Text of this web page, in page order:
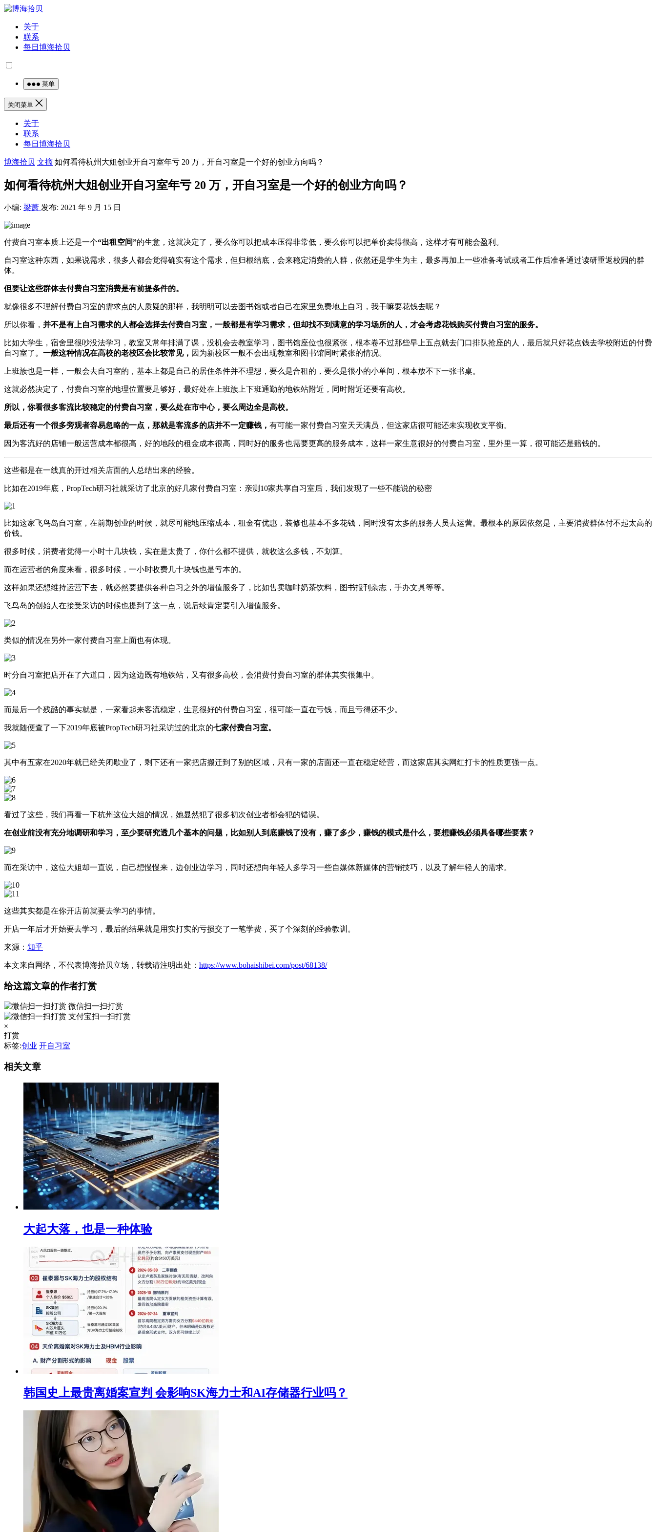
关于
联系
每日博海拾贝
菜单
关闭菜单
关于
联系
每日博海拾贝
博海拾贝 文摘 如何看待杭州大姐创业开自习室年亏 20 万，开自习室是一个好的创业方向吗？
如何看待杭州大姐创业开自习室年亏 20 万，开自习室是一个好的创业方向吗？
小编: 梁萧 发布: 2021 年 9 月 15 日
付费自习室本质上还是一个“出租空间”的生意，这就决定了，要么你可以把成本压得非常低，要么你可以把单价卖得很高，这样才有可能会盈利。
自习室这种东西，如果说需求，很多人都会觉得确实有这个需求，但归根结底，会来稳定消费的人群，依然还是学生为主，最多再加上一些准备考试或者工作后准备通过读研重返校园的群
体。
但要让这些群体去付费自习室消费是有前提条件的。
就像很多不理解付费自习室的需求点的人质疑的那样，我明明可以去图书馆或者自己在家里免费地上自习，我干嘛要花钱去呢？
所以你看， 并不是有上自习需求的人都会选择去付费自习室，一般都是有学习需求，但却找不到满意的学习场所的人，才会考虑花钱购买付费自习室的服务。
比如大学生，宿舍里很吵没法学习，教室又常年排满了课，没机会去教室学习，图书馆座位也很紧张，根本卷不过那些早上五点就去门口排队抢座的人，最后就只好花点钱去学校附近的付费
自习室了。 一般这种情况在高校的老校区会比较常见， 因为新校区一般不会出现教室和图书馆同时紧张的情况。
上班族也是一样，一般会去自习室的，基本上都是自己的居住条件并不理想，要么是合租的，要么是很小的小单间，根本放不下一张书桌。
这就必然决定了，付费自习室的地理位置要足够好，最好处在上班族上下班通勤的地铁站附近，同时附近还要有高校。
所以，你看很多客流比较稳定的付费自习室，要么处在市中心，要么周边全是高校。
最后还有一个很多旁观者容易忽略的一点，那就是客流多的店并不一定赚钱， 有可能一家付费自习室天天满员，但这家店很可能还未实现收支平衡。
因为客流好的店铺一般运营成本都很高，好的地段的租金成本很高，同时好的服务也需要更高的服务成本，这样一家生意很好的付费自习室，里外里一算，很可能还是赔钱的。
这些都是在一线真的开过相关店面的人总结出来的经验。
比如在2019年底，PropTech研习社就采访了北京的好几家付费自习室：亲测10家共享自习室后，我们发现了一些不能说的秘密
比如这家飞鸟岛自习室，在前期创业的时候，就尽可能地压缩成本，租金有优惠，装修也基本不多花钱，同时没有太多的服务人员去运营。最根本的原因依然是，主要消费群体付不起太高的
价钱。
很多时候，消费者觉得一小时十几块钱，实在是太贵了，你什么都不提供，就收这么多钱，不划算。
而在运营者的角度来看，很多时候，一小时收费几十块钱也是亏本的。
这样如果还想维持运营下去，就必然要提供各种自习之外的增值服务了，比如售卖咖啡奶茶饮料，图书报刊杂志，手办文具等等。
飞鸟岛的创始人在接受采访的时候也提到了这一点，说后续肯定要引入增值服务。
类似的情况在另外一家付费自习室上面也有体现。
时分自习室把店开在了六道口，因为这边既有地铁站，又有很多高校，会消费付费自习室的群体其实很集中。
而最后一个残酷的事实就是，一家看起来客流稳定，生意很好的付费自习室，很可能一直在亏钱，而且亏得还不少。
我就随便查了一下2019年底被PropTech研习社采访过的北京的七家付费自习室。
其中有五家在2020年就已经关闭歇业了，剩下还有一家把店搬迁到了别的区域，只有一家的店面还一直在稳定经营，而这家店其实网红打卡的性质更强一点。
看过了这些，我们再看一下杭州这位大姐的情况，她显然犯了很多初次创业者都会犯的错误。
在创业前没有充分地调研和学习，至少要研究透几个基本的问题，比如别人到底赚钱了没有，赚了多少，赚钱的模式是什么，要想赚钱必须具备哪些要素？
而在采访中，这位大姐却一直说，自己想慢慢来，边创业边学习，同时还想向年轻人多学习一些自媒体新媒体的营销技巧，以及了解年轻人的需求。
这些其实都是在你开店前就要去学习的事情。
开店一年后才开始要去学习，最后的结果就是用实打实的亏损交了一笔学费，买了个深刻的经验教训。
来源： 知乎
本文来自网络，不代表博海拾贝立场，转载请注明出处： https://www.bohaishibei.com/post/68138/
给这篇文章的作者打赏
微信扫一扫打赏
支付宝扫一扫打赏
×
打赏
标签:创业 开自习室
相关文章
大起大落，也是一种体验
韩国史上最贵离婚案宣判 会影响SK海力士和AI存储器行业吗？